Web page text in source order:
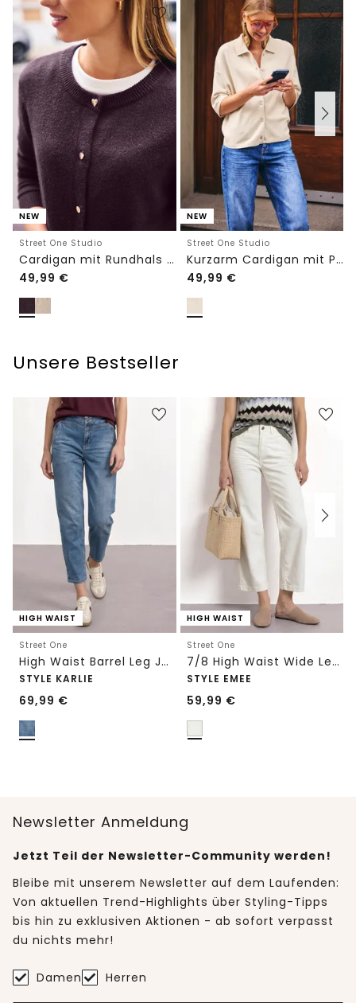
NEW
Street One Studio
Cardigan mit Rundhals und Knöpfen
49,99 €
NEW
Street One Studio
Kurzarm Cardigan mit Polokragen
49,99 €
Unsere Bestseller
HIGH WAIST
Street One
High Waist Barrel Leg Jeans im Loose Fit
STYLE KARLIE
69,99 €
HIGH WAIST
Street One
7/8 High Waist Wide Leg Jeans im Loose Fit
STYLE EMEE
59,99 €
Newsletter Anmeldung
Jetzt Teil der Newsletter-Community werden!
Bleibe mit unserem Newsletter auf dem Laufenden:
Von aktuellen Trend-Highlights über Styling-Tipps
bis hin zu exklusiven Aktionen - ab sofort verpasst
du nichts mehr!
Damen Herren